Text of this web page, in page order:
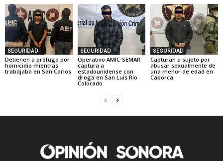
SEGURIDAD
Detienen a prófugo por
homicidio mientras
trabajaba en San Carlos
SEGURIDAD
Operativo AMIC-SEMAR
captura a
estadounidense con
droga en San Luis Río
Colorado
SEGURIDAD
Capturan a sujeto por
abusar sexualmente de
una menor de edad en
Caborca